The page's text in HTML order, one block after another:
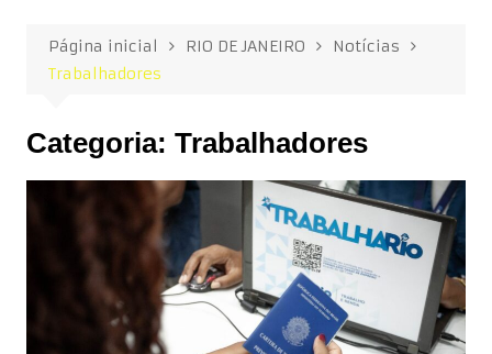
Página inicial RIO DE JANEIRO
Notícias
Trabalhadores
Categoria: Trabalhadores